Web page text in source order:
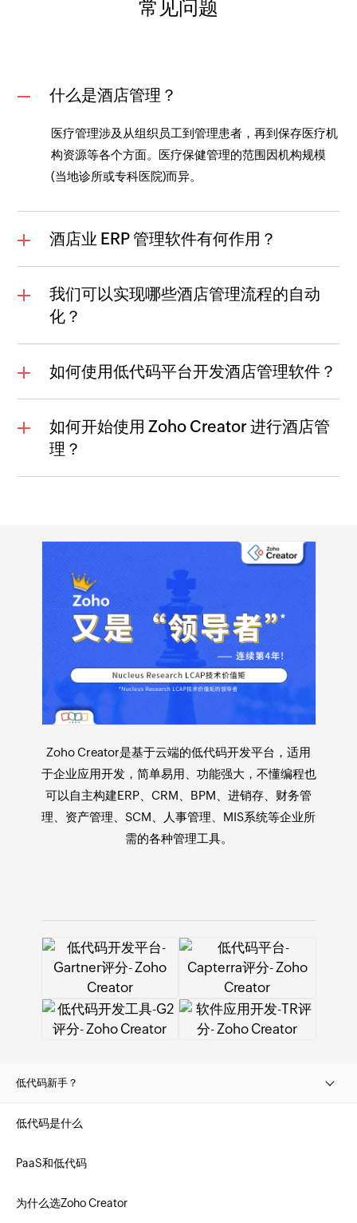
常见问题
什么是酒店管理？
医疗管理涉及从组织员工到管理患者，再到保存医疗机
构资源等各个方面。医疗保健管理的范围因机构规模
(当地诊所或专科医院)而异。
酒店业 ERP 管理软件有何作用？
我们可以实现哪些酒店管理流程的自动
化？
如何使用低代码平台开发酒店管理软件？
如何开始使用 Zoho Creator 进行酒店管
理？
Zoho Creator是基于云端的低代码开发平台 ，适用
于企业应用开发，简单易用、功能强大，不懂编程也
可以自主构建ERP、CRM、BPM、进销存、财务管
理、资产管理、SCM、人事管理、MIS系统等企业所
需的各种管理工具。
低代码新手？
低代码是什么
PaaS和低代码
为什么选Zoho Creator